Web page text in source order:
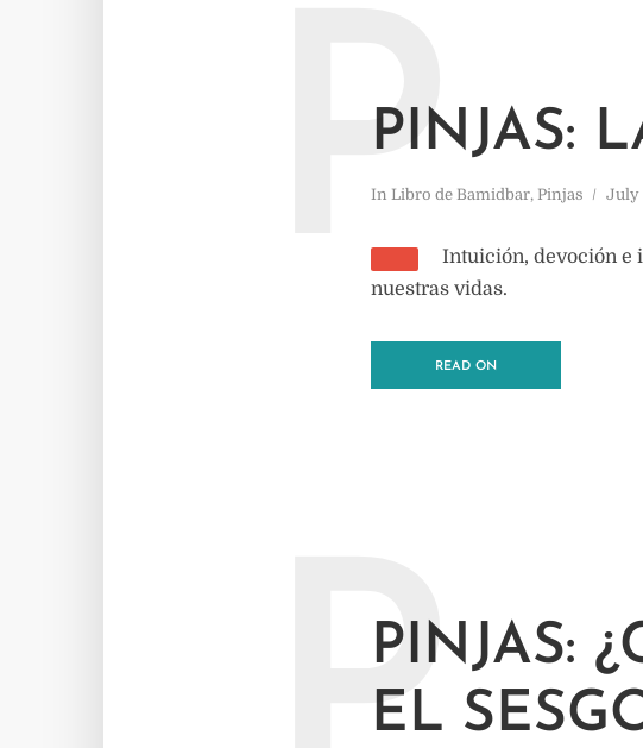
PINJAS:
In Libro de Bamidbar, Pinjas July
PIntuición, devoción e
nuestras vidas.
READ ON
PINJAS:
EL